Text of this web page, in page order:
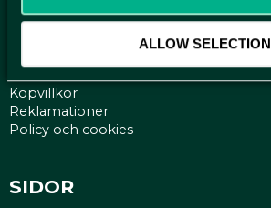
ALLOW SELECTION
KUNDTJÄNST
Köpvillkor
Reklamationer
Policy och cookies
SIDOR